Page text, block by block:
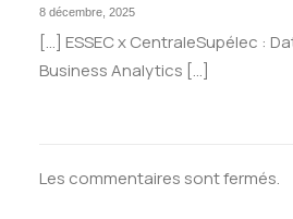
8 décembre, 2025
[…] ESSEC x CentraleSupélec :
Business Analytics […]
Les commentaires sont fermés.